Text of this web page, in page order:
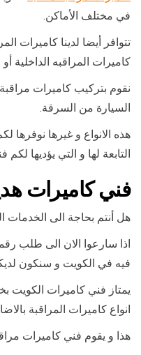
في مختلف الأماكن.
تتوافر أيضا لدينا كاميرات
كاميرات المراقبه الداخلية
نقوم بتركيب كاميرات
السيارة من السرقة.
هذه الانواع و غيرها
التابعة لها و التي يؤديها
فني كاميرات
هل أنتم بحاجة الى الخدمات
اذا سارعوا الان الى طلب
فيه في الكويت و سنكون
يمتاز فني كاميرات الكويت
انواع كاميرات المراقبة
هذا و يقوم فني كاميرات